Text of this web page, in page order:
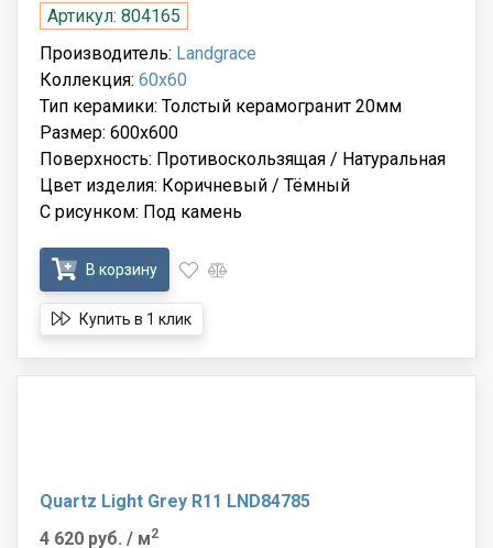
Артикул: 804165
Производитель: Landgrace
Коллекция: 60x60
Тип керамики: Толстый керамогранит 20мм
Размер: 600x600
Поверхность: Противоскользящая / Натуральная
Цвет изделия: Коричневый / Тёмный
С рисунком: Под камень
В корзину
Купить в 1 клик
Quartz Light Grey R11 LND84785
4 620 руб. / м2